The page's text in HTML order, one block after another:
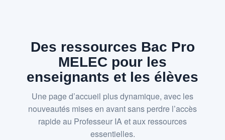
Des ressources Bac Pro
MELEC pour les
enseignants et les élèves
Une page d’accueil plus dynamique, avec les
nouveautés mises en avant sans perdre l’accès
rapide au Professeur IA et aux ressources
essentielles.